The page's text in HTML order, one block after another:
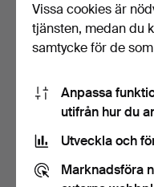
Halsband samt armband
sterlingsilver (2…
Klubbades 24 jul 2026
10 bud
Vissa cookies är
tjänsten, medan du
samtycke för de
Anpassa
utifrån hur du
Utveckla och
Marknadsföra